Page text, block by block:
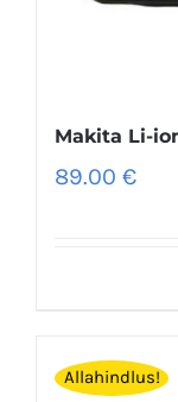
Makita Li-
89.00 €
Allahindlus!